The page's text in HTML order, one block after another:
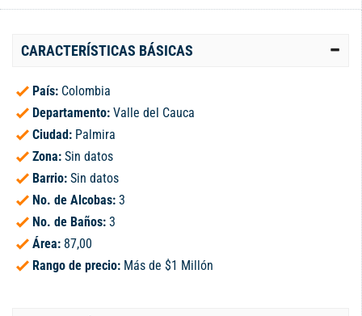
CARACTERÍSTICAS BÁSICAS
País: Colombia
Departamento: Valle del Cauca
Ciudad: Palmira
Zona: Sin datos
Barrio: Sin datos
No. de Alcobas: 3
No. de Baños: 3
Área: 87,00
Rango de precio: Más de $1 Millón